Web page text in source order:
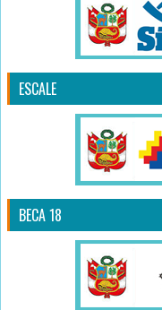
ESCALE
BECA 18